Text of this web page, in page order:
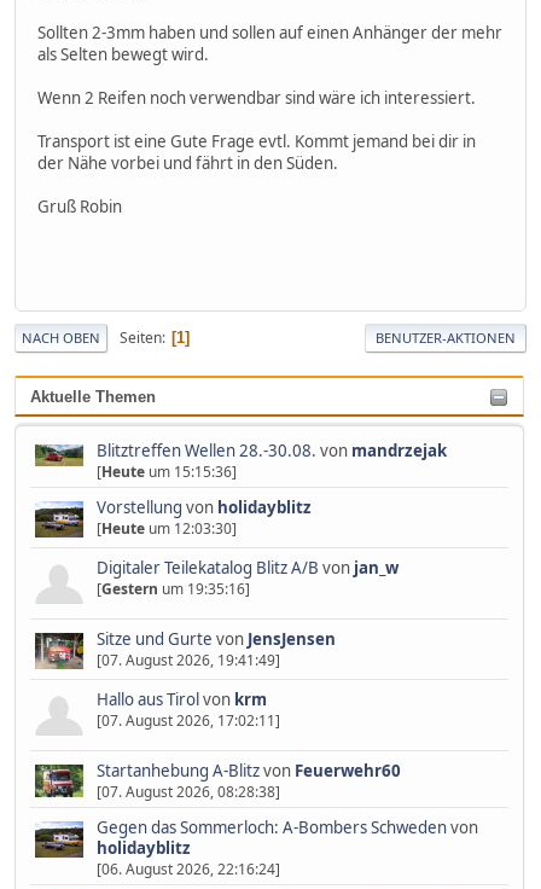
Aktuelle Themen
Blitztreffen Wellen 28.-30.08. von mandrzejak
[Heuteum 15:15:36]
Vorstellung von holidayblitz
[Heuteum 12:03:30]
Digitaler Teilekatalog Blitz A/B von jan_w
[Gestern um 19:35:16]
Sitze und Gurte von JensJensen
[07. August 2026, 19:41:49]
Hallo aus Tirolvon krm
[07. August 2026, 17:02:11]
Startanhebung A-Blitzvon Feuerwehr60
[07. August 2026, 08:28:38]
Gegen das Sommerloch: A-Bombers Schwedenvon
holidayblitz
[06. August 2026, 22:16:24]
Sollten 2-3mm haben und sollen auf einen Anhänger der mehr
als Selten bewegt wird.
Wenn 2 Reifen noch verwendbar sind wäre ich interessiert.
Transport ist eine Gute Frage evtl. Kommt jemand bei dir in
der Nähe vorbei und fährt in den Süden.
Gruß Robin
NACH OBEN Seiten 1 BENUTZER-AKTIONEN